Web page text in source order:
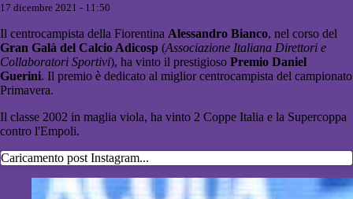
17 dicembre 2021 - 11:50
Il centrocampista della Fiorentina Alessandro Bianco, nel corso del
Gran Galà del Calcio Adicosp (Associazione Italiana Direttori e
Collaboratori Sportivi), ha vinto il prestigioso Premio Daniel
Guerini. Il premio è dedicato al miglior centrocampista del campionato
Primavera.
Il classe 2002 in maglia viola, ha vinto 2 Coppe Italia e la Supercoppa
contro l'Empoli.
Caricamento post Instagram...